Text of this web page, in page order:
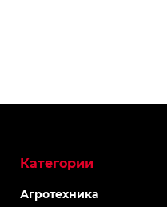
Категории
Агротехника